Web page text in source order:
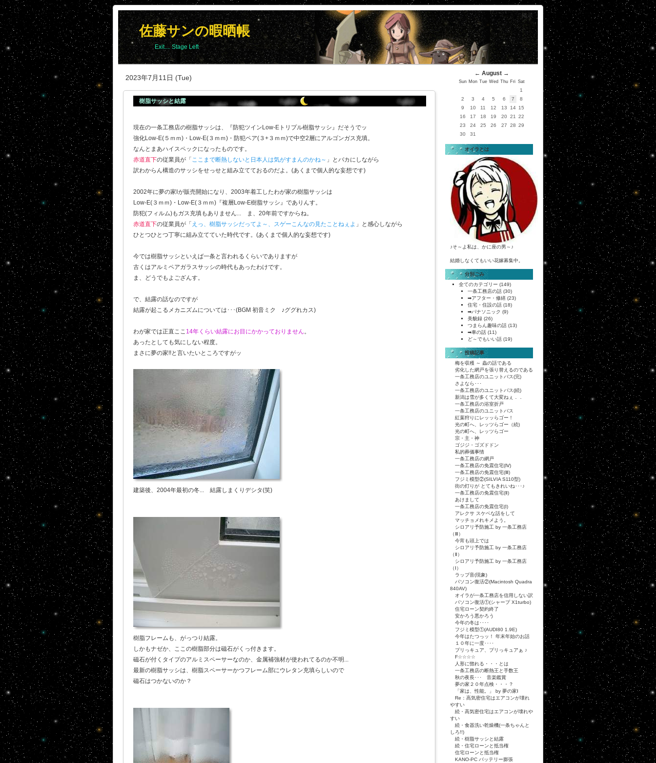
掲示
佐藤サンの暇晒帳
Exit.... Stage Left
2023年7月11日 (Tue)
樹脂サッシと結露
現在の一条工務店の樹脂サッシは、『防犯ツインLow-Eトリプル樹脂サッシ』だそうでッ
強化Low-E(５ｍｍ)・Low-E(３ｍｍ)・防犯ペア(３+３ｍｍ)で中空2層にアルゴンガス充填。
なんとまあハイスペックになったものです。
赤道直下の従業員が「 ここまで断熱しないと日本人は気がすまんのかね～ 」とバカにしながら
訳わからん構造のサッシをせっせと組み立てておるのだよ。(あくまで個人的な妄想です)
2002年に夢の家Ⅰが販売開始になり、2003年着工したわが家の樹脂サッシは
Low-E(３ｍｍ)・Low-E(３ｍｍ)『複層Low-E樹脂サッシ』でありんす。
防犯(フィルム)もガス充填もありません... ま、20年前ですからね。
赤道直下の従業員が「 えっ、樹脂サッシだってよ～、スゲーこんなの見たことねぇよ 」と感心しながら
ひとつひとつ丁寧に組み立てていた時代です。(あくまで個人的な妄想です)
今では樹脂サッシといえば一条と言われるくらいでありますが
古くはアルミペアガラスサッシの時代もあったわけです。
ま、どうでもよござんす。
で、結露の話なのですが
結露が起こるメカニズムについては･･･(BGM 初音ミク ♪ググれカス)
わが家では正直ここ 14年くらい結露にお目にかかっておりません。
あったとしても気にしない程度。
まさに夢の家!!と言いたいところですがッ
建築後、2004年最初の冬... 結露しまくりデシタ(笑)
樹脂フレームも、がっつり結露。
しかもナゼか、ここの樹脂部分は磁石がくっ付きます。
磁石が付くタイプのアルミスペーサーなのか、金属補強材が使われてるのか不明...
最新の樹脂サッシは、樹脂スペーサーかつフレーム部にウレタン充填らしいので
磁石はつかないのか？
← August→
Sun Mon Tue Wed Thu Fri Sat
1
2
3 4 5 6 7
8
9
10 11 12 13 14 15
16
17 18 19 20 21
22
23
24 25 26 27 28 29
30
31
オイラとは
♪そ～よ私は、かに座の男～♪
結婚しなくてもいい花嫁募集中。
分別ごみ
全てのカテゴリー (149)
一条工務店の話 (30)
➡アフター・修繕 (23)
住宅・住設の話 (18)
➡パナソニック (9)
美貌録 (26)
つまらん趣味の話 (13)
➡車の話 (11)
ど～でもいい話 (19)
投稿記事
梅を収穫 ～ 蟲の話である
劣化した網戸を張り替えるのである
一条工務店のユニットバス(完)
さよなら･･･
一条工務店のユニットバス(続)
新潟は雪が多くて大変ねぇ．．
一条工務店の浴室折戸
一条工務店のユニットバス
紅葉狩りにレッッらゴー！
光の町へ、レッツらゴー（続)
光の町へ、レッツらゴー
宗・主・神
ゴジジ・ゴズドドン
私的葬儀事情
一条工務店の網戸
一条工務店の免震住宅(Ⅳ)
一条工務店の免震住宅(Ⅲ)
フジミ模型②(SILVIA S110型)
街の灯りが とてもきれいね･･･♪
一条工務店の免震住宅(Ⅱ)
あけまして
一条工務店の免震住宅(Ⅰ)
アレクサ スケベな話をして
マッチョメれキメよう。
シロアリ予防施工 by 一条工務店
（Ⅲ）
今宵も頭上では
シロアリ予防施工 by 一条工務店
（Ⅱ）
シロアリ予防施工 by 一条工務店
（Ⅰ）
ラップ音(現象)
パソコン復活②(Macintosh Quadra
840AV)
オイラが一条工務店を信用しない訳
パソコン復活①(シャープ X1turbo)
住宅ローン契約終了
安かろう悪かろう
今年の冬は････
フジミ模型①(AUDI80 1.9E)
今年はたつっッ！ 年末年始のお話
１０年に一度････
プリっキュア、プリっキュアぁ ♪
F☆☆☆☆
人形に惚れる・・・とは
一条工務店の断熱王と手数王
秋の夜長･･･ 音楽鑑賞
夢の家２０年点検・・・？
「家は、性能。」 by 夢の家Ⅰ
Re：高気密住宅はエアコンが壊れ
やすい
続・高気密住宅はエアコンが壊れや
すい
続・食器洗い乾燥機(一条ちゃんと
しろ!!)
続・樹脂サッシと結露
続・住宅ローンと抵当権
住宅ローンと抵当権
KANO-PC バッテリー膨張